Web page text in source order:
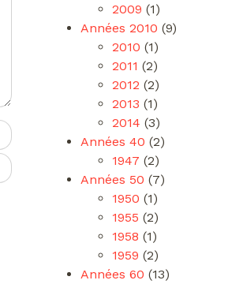
2009 (1)
Années 2010 (9)
2010 (1)
2011 (2)
2012 (2)
2013 (1)
2014 (3)
Années 40 (2)
1947 (2)
Années 50 (7)
1950 (1)
1955 (2)
1958 (1)
1959 (2)
Années 60 (13)